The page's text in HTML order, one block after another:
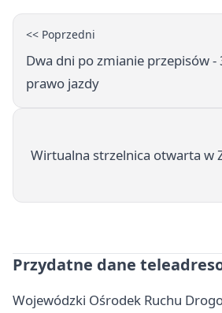
<< Poprzedni
Dwa dni po zmianie przepisów -
prawo jazdy
Wirtualna strzelnica otwarta w
Przydatne dane
Wojewódzki Ośrodek Ruchu